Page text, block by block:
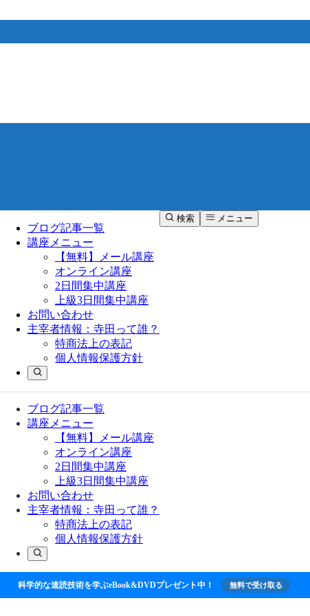
ブログ記事一覧
講座メニュー
【無料】メール講座
オンライン講座
2日間集中講座
上級3日間集中講座
お問い合わせ
主宰者情報：寺田って誰？
特商法上の表記
個人情報保護方針
検索 メニュー
ブログ記事一覧
講座メニュー
【無料】メール講座
オンライン講座
2日間集中講座
上級3日間集中講座
お問い合わせ
主宰者情報：寺田って誰？
特商法上の表記
個人情報保護方針
科学的な速読技術を学ぶeBook&DVDプレゼント中！ 無料で受け取る